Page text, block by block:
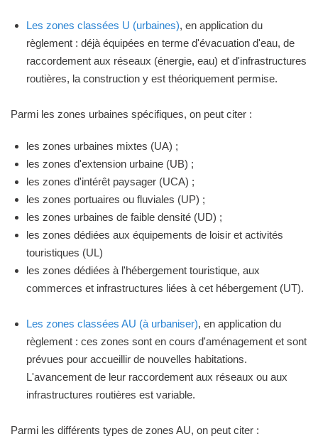
Les zones classées U (urbaines), en application du
règlement : déjà équipées en terme d'évacuation d'eau, de
raccordement aux réseaux (énergie, eau) et d'infrastructures
routières, la construction y est théoriquement permise.
Parmi les zones urbaines spécifiques, on peut citer :
les zones urbaines mixtes (UA) ;
les zones d'extension urbaine (UB) ;
les zones d'intérêt paysager (UCA) ;
les zones portuaires ou fluviales (UP) ;
les zones urbaines de faible densité (UD) ;
les zones dédiées aux équipements de loisir et activités
touristiques (UL)
les zones dédiées à l'hébergement touristique, aux
commerces et infrastructures liées à cet hébergement (UT).
Les zones classées AU (à urbaniser), en application du
règlement : ces zones sont en cours d'aménagement et sont
prévues pour accueillir de nouvelles habitations.
L'avancement de leur raccordement aux réseaux ou aux
infrastructures routières est variable.
Parmi les différents types de zones AU, on peut citer :